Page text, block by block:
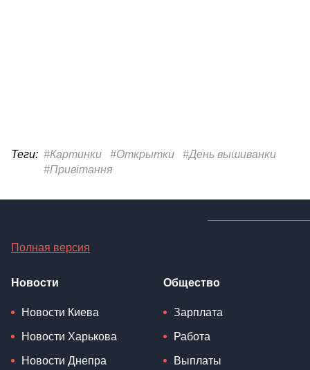
Теги: #Картинки #Открытки
#День вышиванки
#Привітання
Полная версия
Новости
Новости Киева
Новости Харькова
Новости Днепра
Общество
Зарплата
Работа
Выплаты